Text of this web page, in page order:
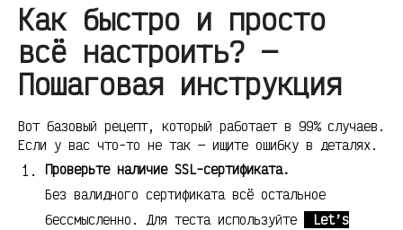
Как быстро и просто
всё настроить? —
Пошаговая инструкция
Вот базовый рецепт, который работает в 99% случаев.
Если у вас что-то не так — ищите ошибку в деталях.
Проверьте наличие SSL-сертификата.
Без валидного сертификата всё остальное
бессмысленно. Для теста используйте
Let’s